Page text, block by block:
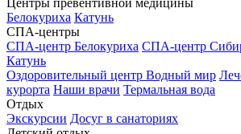
Центры превентивной медицины
Белокуриха Катунь
СПА-центры
СПА-центр Белокуриха СПА-центр
Катунь
Оздоровительный центр Водный мир
курорта Наши врачи Термальная вода
Отдых
Экскурсии Досуг в санаториях